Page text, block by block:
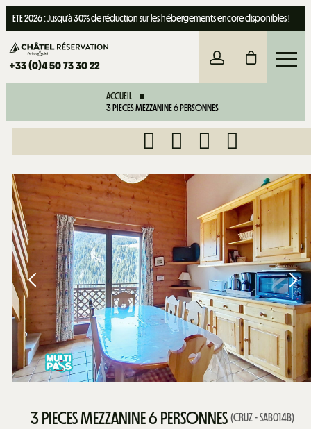
ETE 2026 : Jusqu'à 30% de réduction sur les hébergements encore disponibles !
+33 (0)4 50 73 30 22
ACCUEIL
3 PIECES MEZZANINE 6 PERSONNES
3 PIECES MEZZANINE 6 PERSONNES (CRUZ - SAB014B)